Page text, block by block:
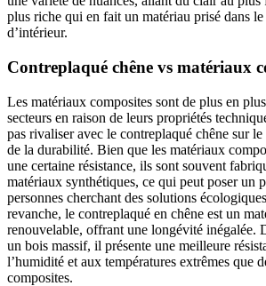
plus riche qui en fait un matériau prisé dans
d’intérieur.
Contreplaqué chêne vs matériaux
Les matériaux composites sont de plus en
secteurs en raison de leurs propriétés
pas rivaliser avec le contreplaqué chêne sur le
de la durabilité. Bien que les matériaux
une certaine résistance, ils sont souvent
matériaux synthétiques, ce qui peut poser un
personnes cherchant des solutions
revanche, le contreplaqué en chêne est un
renouvelable, offrant une longévité inégalée.
un bois massif, il présente une meilleure
l’humidité et aux températures extrêmes que
composites.